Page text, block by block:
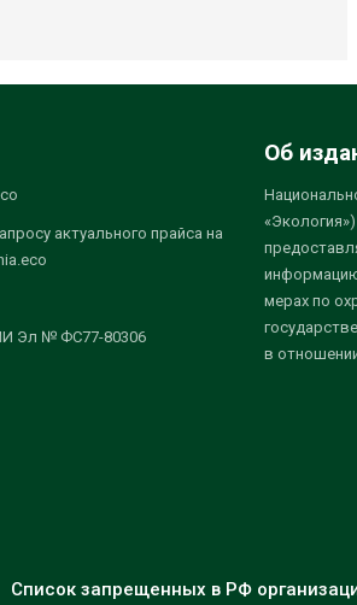
актуального прайса на
Эл № ФС77-80306
Об
информацию
мерах по
в
Список запрещенных в РФ